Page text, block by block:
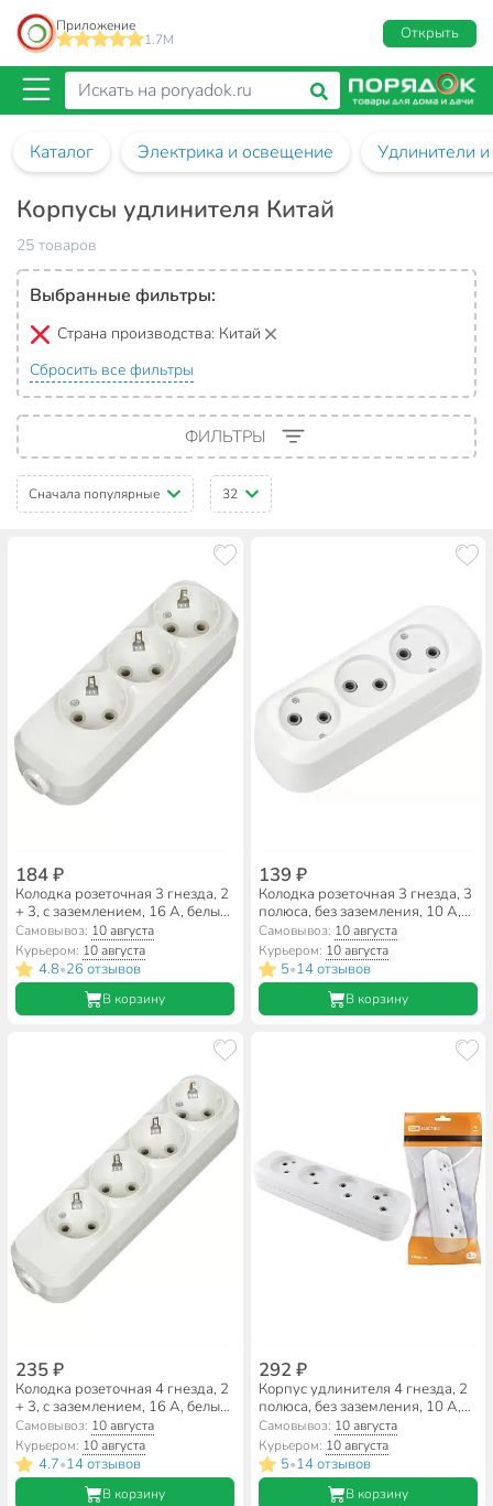
Приложение
1.7M
Открыть
Каталог Электрика и освещение Удлинители
Корпусы удлинителя Китай
25 товаров
Выбранные фильтры:
Страна производства: Китай
Сбросить все фильтры
ФИЛЬТРЫ
Сначала популярные 32
184 ₽
Колодка розеточная 3 гнезда, 2
+ 3, с заземлением, 16 А, белый,
TDM Electric, Народная,
SQ1806-0417
Самовывоз: 10 августа
Курьером: 10 августа
4.8•26 отзывов
В корзину
139 ₽
Колодка розеточная 3 гнезда, 3
полюса, без заземления, 10 А,
2.2 кВт, белый, Smartbuy, SBE-
10-3-00-N
Самовывоз: 10 августа
Курьером: 10 августа
5•14 отзывов
В корзину
235 ₽
Колодка розеточная 4 гнезда, 2
+ 3, с заземлением, 16 А, белый,
TDM Electric, Народная,
SQ1806-0420
Самовывоз: 10 августа
Курьером: 10 августа
4.7•14 отзывов
В корзину
292 ₽
Корпус удлинителя 4 гнезда, 2
полюса, без заземления, 10 А,
белый, TDM Electric, SQ1806-
0011
Самовывоз: 10 августа
Курьером: 10 августа
5•14 отзывов
В корзину